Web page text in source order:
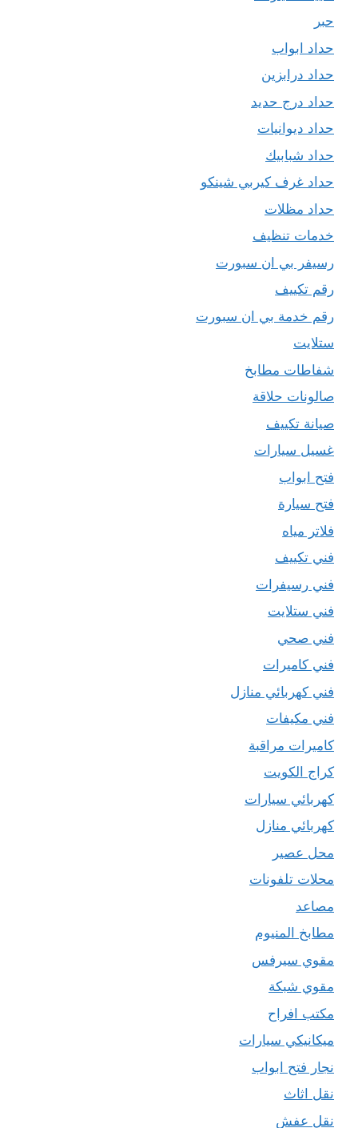
حبر
حداد ابواب
حداد درابزين
حداد درج حديد
حداد ديوانيات
حداد شبابيك
حداد غرف كيربي شينكو
حداد مظلات
خدمات تنظيف
رسيفر بي ان سبورت
رقم تكييف
رقم خدمة بي ان سبورت
ستلايت
شفاطات مطابخ
صالونات حلاقة
صيانة تكييف
غسيل سيارات
فتح ابواب
فتح سيارة
فلاتر مياه
فني تكييف
فني رسيفرات
فني ستلايت
فني صحي
فني كاميرات
فني كهربائي منازل
فني مكيفات
كاميرات مراقبة
كراج الكويت
كهربائي سيارات
كهربائي منازل
محل عصير
محلات تلفونات
مصاعد
مطابخ المنيوم
مقوي سيرفس
مقوي شبكة
مكتب افراح
ميكانيكي سيارات
نجار فتح ابواب
نقل اثاث
نقل عفش